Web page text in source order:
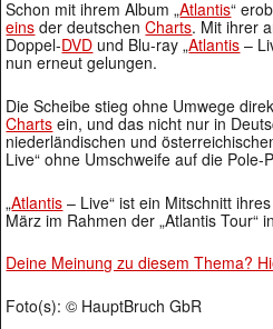
Schon mit ihrem Album „Atlantis“
eins der deutschenCharts. Mit ihrer
Doppel-DVD und Blu-ray „Atlantis –
nun erneut gelungen.
Die Scheibe stieg ohne Umwege
Charts ein, und das nicht nur in
niederländischen und
Live“ ohne Umschweife auf die Pole-
„Atlantis – Live“ ist ein Mitschnitt
März im Rahmen der „Atlantis Tour“
Deine Meinung zu diesem Thema?
Foto(s): © HauptBruch GbR